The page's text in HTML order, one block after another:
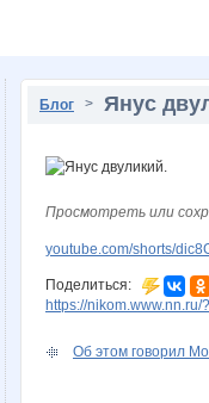
Блог > Янус
Просмотреть или
youtube.com/shorts/
Поделиться:
https://nikom.www.nn.ru/
Об этом говорил